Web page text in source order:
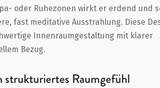
oder Ruhezonen wirkt er erdend und
fast meditative Ausstrahlung. Diese
Innenraumgestaltung mit klarer
Bezug.
strukturiertes Raumgefühl